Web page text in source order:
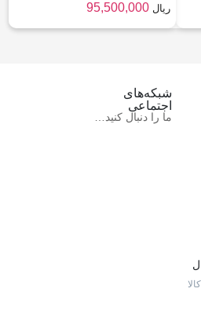
95,500,000 ریال
شبکه‌های
اجتماعی
ما را دنبال کنید…